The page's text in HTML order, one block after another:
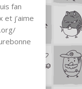
fan
et j’aime